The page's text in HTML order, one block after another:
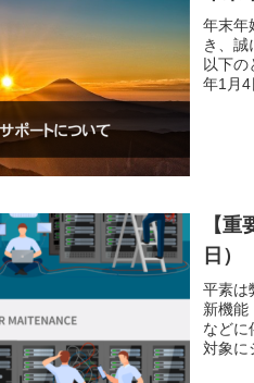
年末年
き、誠
以下
年1月
【
日）
平素は
新機能
などに
対象に